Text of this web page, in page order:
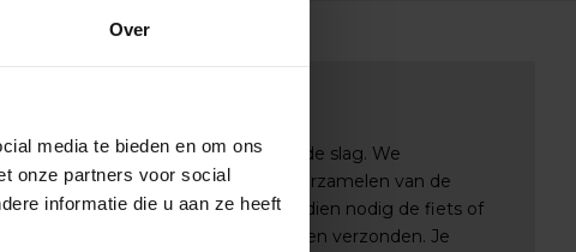
Over
media te bieden en om ons
onze partners voor social
informatie die u aan ze heeft
BikeSuperior gaan we direct aan de slag. We
via e-mail en beginnen met het verzamelen van de
alles gereed is, monteren we indien nodig de fiets of
je bestelling zorgvuldig verpakt en verzonden. Je